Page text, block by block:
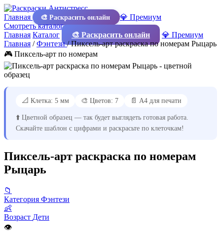
Главная 🎨 Раскрасить онлайн
💎 Премиум
Смотреть каталог
Главная Каталог 🎨 Раскрасить онлайн
💎 Премиум
Главная /Фэнтези/Пиксель-арт раскраска по номерам Рыцарь
🎮 Пиксель-арт по номерам
📐 Клетка: 5 мм 🎨 Цветов: 7 📄 А4 для печати
⬆️ Цветной образец — так будет выглядеть готовая работа.
Скачайте шаблон с цифрами и раскрасьте по клеточкам!
Пиксель-арт раскраска по номерам
Рыцарь
📁
Категория Фэнтези
👶
Возраст Дети
👁